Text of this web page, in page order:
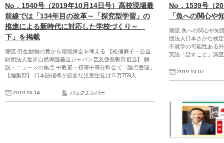
No．1540号（2019年10月14日号）高校現場最
前線では「134年目の改革～「探究型学習」の
推進による新時代に対応した学校づくり～
下」を掲載
潮流 野生動物の糞から環境保全を考える 【松浦麻子・公益
財団法人世界自然保護基金ジャパン普及啓発教育担当】 解
説・ニュースの焦点 中教審・初等中等分科会で「論点整理」
【編集部】 日本語指導が必要な児童生徒は５万759人…
2019.10.14 バックナンバー
No．1539号（
「魚への関心や
潮流 魚への関心や知
団法人日本さかな検
不就学の可能性ある
英語「話すこと」調
2019.10.07